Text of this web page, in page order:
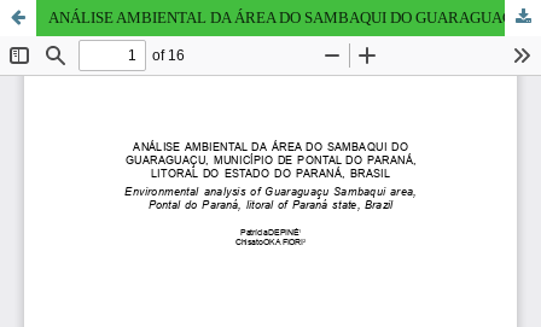
ANÁLISE AMBIENTAL DA ÁREA DO SAMBAQUI DO GUARAGUAÇU, MUNICÍPIO DE PONTAL DO PARANÁ, LITORAL DO ESTADO DO PARANÁ, BRASIL